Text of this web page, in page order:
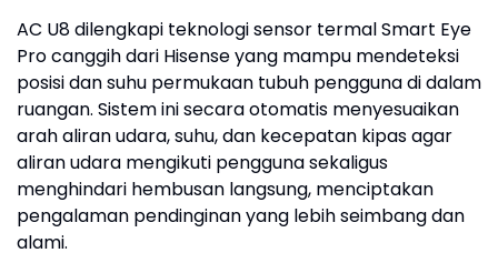
AC U8 dilengkapi teknologi sensor termal Smart Eye
Pro canggih dari Hisense yang mampu mendeteksi
posisi dan suhu permukaan tubuh pengguna di dalam
ruangan. Sistem ini secara otomatis menyesuaikan
arah aliran udara, suhu, dan kecepatan kipas agar
aliran udara mengikuti pengguna sekaligus
menghindari hembusan langsung, menciptakan
pengalaman pendinginan yang lebih seimbang dan
alami.